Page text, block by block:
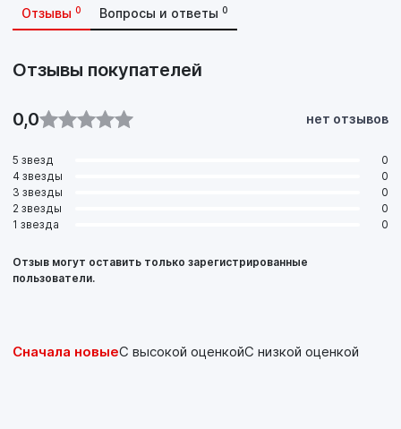
Отзывы 0 Вопросы и ответы 0
Отзывы покупателей
0,0 нет отзывов
5 звезд
0
4 звезды
0
3 звезды
0
2 звезды
0
1 звезда
0
Отзыв могут оставить только зарегистрированные
пользователи.
Сначала новыеС высокой оценкойС низкой оценкой